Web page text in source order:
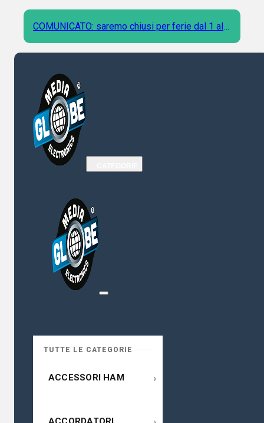
COMUNICATO: saremo chiusi per ferie dal 1 al 9
Agosto
TUTTE LE CATEGORIE
ACCESSORI HAM ›